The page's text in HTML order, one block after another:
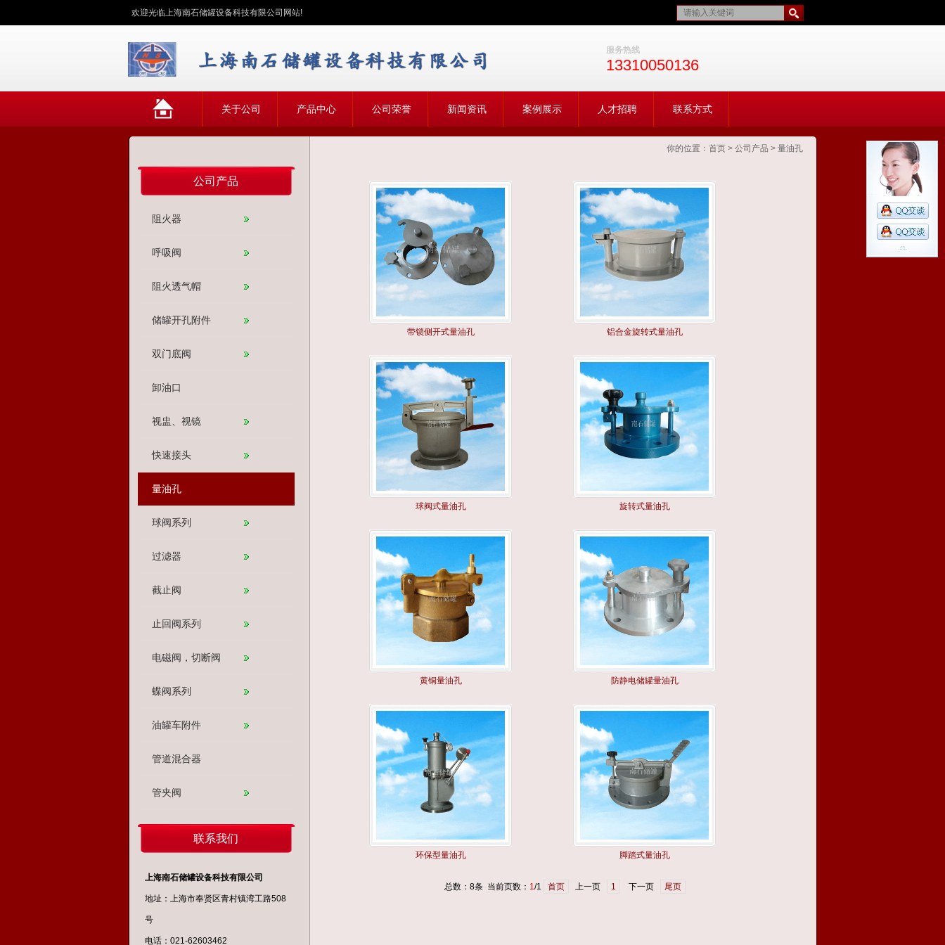
欢迎光临上海南石储罐设备科技有限公司网站!
服务热线
13310050136
关于公司 产品中心 公司荣誉 新闻资讯 案例展示 人才招聘 联系方式
你的位置： 首页 > 公司产品 > 量油孔
公司产品
阻火器
呼吸阀
阻火透气帽
储罐开孔附件
双门底阀
卸油口
视盅、视镜
快速接头
量油孔
球阀系列
过滤器
截止阀
止回阀系列
电磁阀，切断阀
蝶阀系列
油罐车附件
管道混合器
管夹阀
联系我们
上海南石储罐设备科技有限公司
地址：上海市奉贤区青村镇湾工路508
号
电话：021-62603462
带锁侧开式量油孔 铝合金旋转式量油孔
球阀式量油孔 旋转式量油孔
黄铜量油孔 防静电储罐量油孔
环保型量油孔 脚踏式量油孔
总数：8条 当前页数： 1/1 首页 上一页 1 下一页 尾页